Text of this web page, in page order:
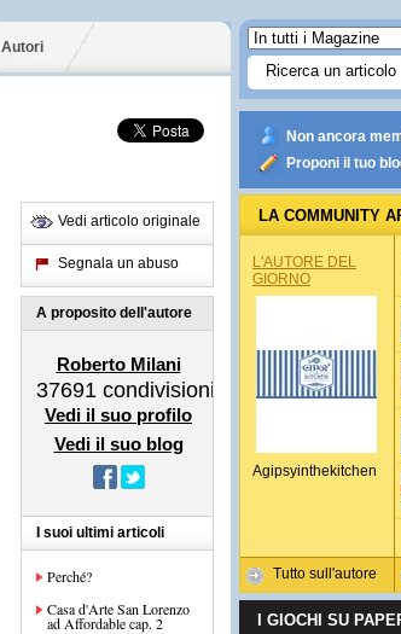
Autori
Vedi articolo originale
Segnala un abuso
A proposito dell'autore
Roberto Milani
37691 condivisioni
Vedi il suo profilo
Vedi il suo blog
I suoi ultimi articoli
Perché?
Casa d'Arte San Lorenzo
ad Affordable cap. 2
Non ancora
Proponi il tuo
LA COMMUNITY
L'AUTORE DEL
GIORNO
Agipsyinthekitchen
Tutto sull'autore
I GIOCHI SU